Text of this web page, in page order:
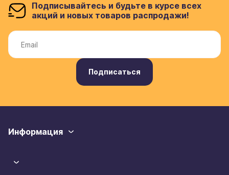
Подписывайтесь и будьте в курсе всех
акций и новых товаров распродажи!
Подписаться
Информация